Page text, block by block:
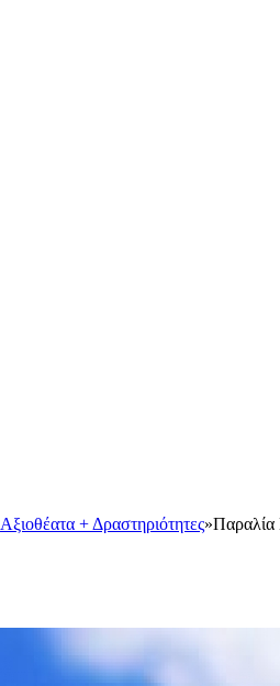
Αξιοθέατα + Δραστηριότητες»Παραλία